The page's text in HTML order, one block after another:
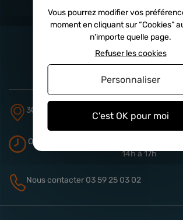
305 rue de Quiery ZA Aérodrome 62490
Ouverture du magasin Du lundi au
14h à 17h
Nous contacter 03 59 25 03 02
Vous pourrez modifier vos
moment en cliquant sur “Cookies”
n'importe quelle page.
C'est OK pour moi
Refuser les cookies
Personnaliser